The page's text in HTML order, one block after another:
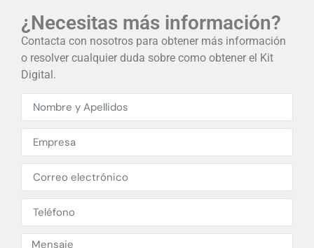
¿Necesitas más información?​
Contacta con nosotros para obtener más información
o resolver cualquier duda sobre como obtener el Kit
Digital.